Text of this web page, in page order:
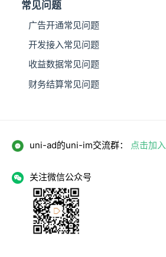
常见问题
广告开通常见问题
开发接入常见问题
收益数据常见问题
财务结算常见问题
uni-ad的uni-im交流群： 点击加入
关注微信公众号